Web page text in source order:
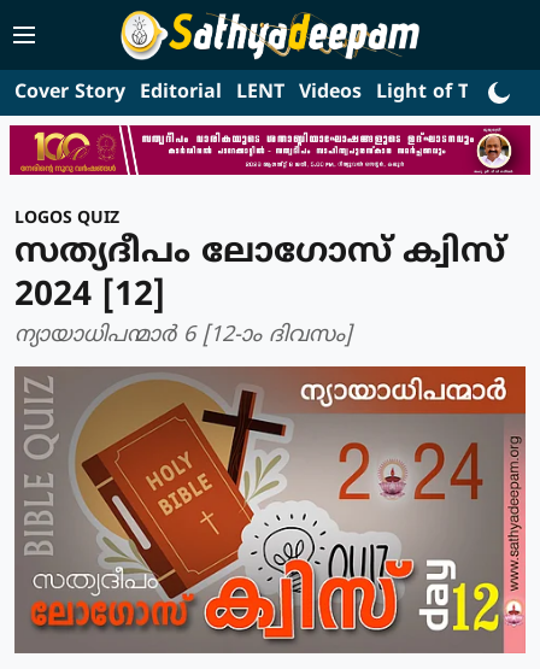
Cover Story Editorial LENT Videos Light of Truth
LOGOS QUIZ
സത്യദീപം ലോഗോസ് ക്വിസ്
2024 [12]
ന്യായാധിപന്മാര്‍ 6 [12-ാം ദിവസം]